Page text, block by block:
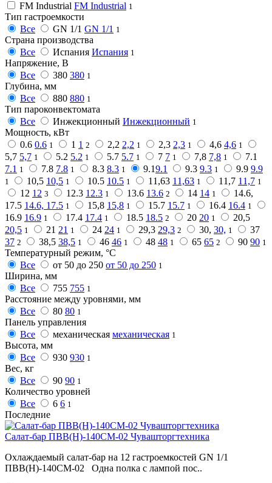
FM Industrial FM Industrial 1
Тип гастроемкости
Все
GN 1/1 GN 1/1 1
Страна производства
Все
Испания Испания 1
Напряжение, В
Все
380 380 1
Глубина, мм
Все
880 880 1
Тип пароконвектомата
Все
Инжекционный Инжекционный 1
Мощность, кВт
0.6 0.6 1 1 1 2 2,2 2,2 1 2,3 2,3 1 4,6 4,6 1
5,7 5,7 1 5.2 5.2 1 5.7 5.7 1 7 7 1 7,8 7,8 1
7.1
7.1 1 7.8 7.8 1 8.3 8.3 1 9.19.1 9.3 9.3 1 9.9 9.9
1 10,5 10,5 1 10.5 10.5 1 11,63 11,63 1 11,7 11,7 1
12 12 3 12.3 12.3 1 13.6 13.6 2 14 14 1
14.6,
17.5 14.6, 17.5 1 15,8 15,8 1 15.7 15.7 1 16.4 16.4 1
16.9 16.9 1 17.4 17.4 1 18.5 18.5 2 20 20 1
20,5
20,5 1 21 21 1 24 24 1 29,3 29,3 2 30, 30, 1
37
37 2 38,5 38,5 1 46 46 1 48 48 1 65 65 2 90 90 1
Температурный режим, °C
Все
от 50 до 250 от 50 до 250 1
Ширина, мм
Все
755 755 1
Расстояние между уровнями, мм
Все
80 80 1
Панель управления
Все
механическая механическая 1
Высота, мм
Все
930 930 1
Вес, кг
Все
90 90 1
Количество уровней
Все
6 6 1
Последние
Салат-бар ПВВ(Н)-140СМ-02 Чувашторгтехника
Охлаждаемый салат-бар на 12 гастроемкостей GN 1/1
ПВВ(Н)-140СМ-02 Одна полка с лампой пос..